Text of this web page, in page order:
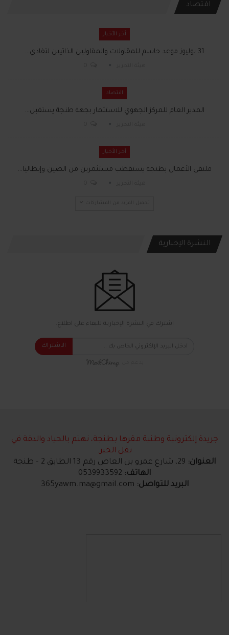
اقتصاد
آخر الأخبار
31 يوليوز موعد حاسم للمقاولات والمقاولين الذاتيين لتفادي…
اقتصاد
المدير العام للمركز الجهوي للاستثمار بجهة طنجة يستقبل…
آخر الأخبار
ملتقى الأعمال بطنجة يستقطب مستثمرين من الصين وإيطاليا…
النشرة الإخبارية
اشترك في النشرة الإخبارية للبقاء على اطلاع.
الاشتراك
جريدة إلكترونية وطنية مقرها بطنجة، نهتم بالحياد والدقة في
نقل الخبر.
العنوان:
الهاتف:
البريد للتواصل: